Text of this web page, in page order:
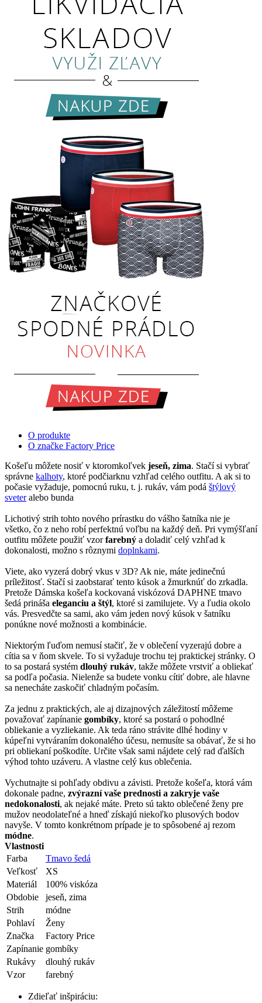
O produkte
O značke Factory Price
Košeľu môžete nosiť v ktoromkoľvek jeseň, zima. Stačí si vybrať
správne kalhoty, ktoré podčiarknu vzhľad celého outfitu. A ak si to
počasie vyžaduje, pomocnú ruku, t. j. rukáv, vám podá štýlový
sveteralebo bunda
Lichotivý strih tohto nového prírastku do vášho šatníka nie je
všetko, čo z neho robí perfektnú voľbu na každý deň. Pri vymýšľaní
outfitu môžete použiť vzorfarebný a doladiť celý vzhľad k
dokonalosti, možno s rôznymi doplnkami.
Viete, ako vyzerá dobrý vkus v 3D? Ak nie, máte jedinečnú
príležitosť. Stačí si zaobstarať tento kúsok a žmurknúť do zrkadla.
Pretože Dámska košeľa kockovaná viskózová DAPHNE tmavo
šedá prináša eleganciu a štýl, ktoré si zamilujete. Vy a ľudia okolo
vás. Presvedčte sa sami, ako vám jeden nový kúsok v šatníku
ponúkne nové možnosti a kombinácie.
Niektorým ľuďom nemusí stačiť, že v oblečení vyzerajú dobre a
cítia sa v ňom skvele. To si vyžaduje trochu tej praktickej stránky. O
to sa postará systém dlouhý rukáv, takže môžete vrstviť a obliekať
sa podľa počasia. Nielenže sa budete vonku cítiť dobre, ale hlavne
sa nenecháte zaskočiť chladným počasím.
Za jednu z praktických, ale aj dizajnových záležitostí môžeme
považovať zapínanie gombíky, ktoré sa postará o pohodlné
obliekanie a vyzliekanie. Ak teda ráno strávite dlhé hodiny v
kúpeľni vytváraním dokonalého účesu, nemusíte sa obávať, že si ho
pri obliekaní poškodíte. Určite však sami nájdete celý rad ďalších
výhod tohto uzáveru. A vlastne celý kus oblečenia.
Vychutnajte si pohľady obdivu a závisti. Pretože košeľa, ktorá vám
dokonale padne, zvýrazní vaše prednosti a zakryje vaše
nedokonalosti, ak nejaké máte. Preto sú takto oblečené ženy pre
mužov neodolateľné a hneď získajú niekoľko plusových bodov
navyše. V tomto konkrétnom prípade je to spôsobené aj rezom
módne.
Vlastnosti
Farba
Tmavo šedá
Veľkosť
XS
Materiál
100% viskóza
Obdobie
jeseň, zima
Strih
módne
Pohlaví
Ženy
Značka
Factory Price
Zapínanie gombíky
Rukávy
dlouhý rukáv
Vzor
farebný
Zdieľať inšpiráciu: